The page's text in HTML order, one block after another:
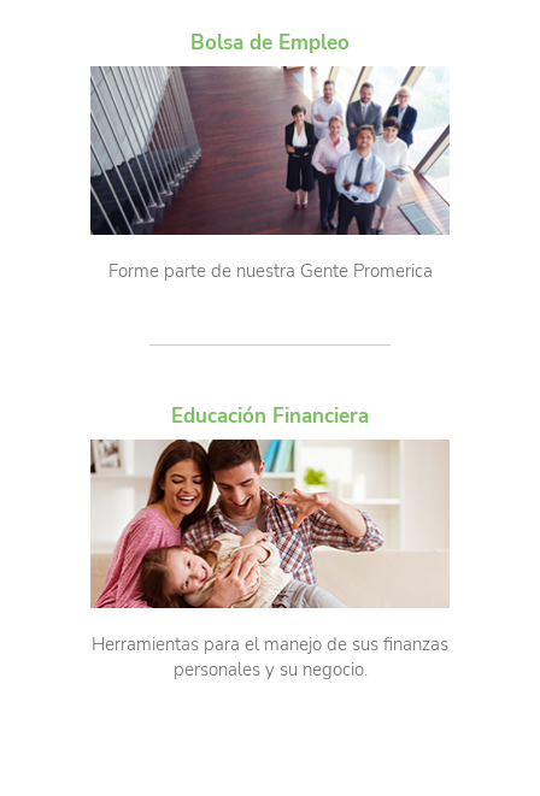
Bolsa de Empleo
Forme parte de nuestra Gente Promerica
Educación Financiera
Herramientas para el manejo de sus finanzas
personales y su negocio.